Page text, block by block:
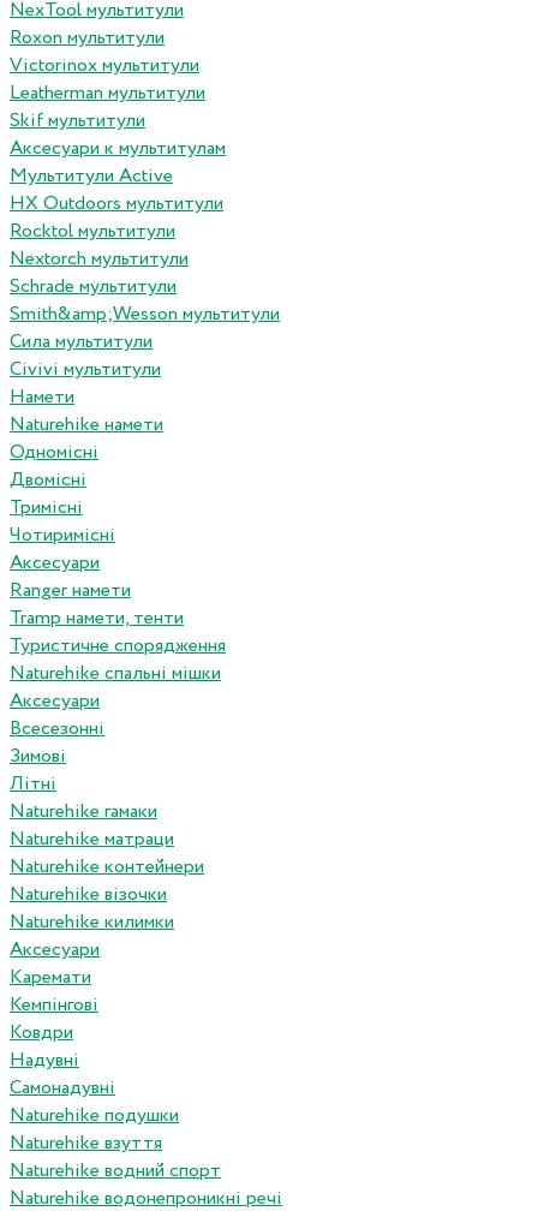
NexTool мультитули
Roxon мультитули
Victorinox мультитули
Leatherman мультитули
Skif мультитули
Аксесуари к мультитулам
Мультитули Active
HX Outdoors мультитули
Rocktol мультитули
Nextorch мультитули
Schrade мультитули
Smith&amp;Wesson мультитули
Сила мультитули
Civivi мультитули
Намети
Naturehike намети
Одномісні
Двомісні
Тримісні
Чотиримісні
Аксесуари
Ranger намети
Tramp намети, тенти
Туристичне спорядження
Naturehike спальні мішки
Аксесуари
Всесезонні
Зимові
Літні
Naturehike гамаки
Naturehike матраци
Naturehike контейнери
Naturehike візочки
Naturehike килимки
Аксесуари
Каремати
Кемпінгові
Ковдри
Надувні
Самонадувні
Naturehike подушки
Naturehike взуття
Naturehike водний спорт
Naturehike водонепроникні речі